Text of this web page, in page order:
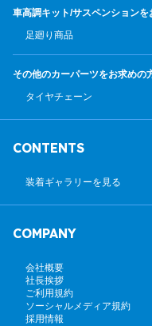
車高調キット/サスペンションを
足廻り商品
その他のカーパーツをお求めの
タイヤチェーン
CONTENTS
装着ギャラリーを見る
COMPANY
会社概要
社長挨拶
ご利用規約
ソーシャルメディア規約
採用情報